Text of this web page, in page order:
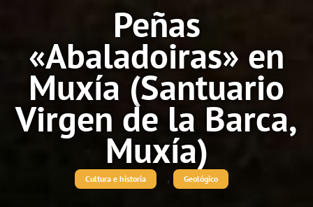
Peñas
«Abaladoiras» en
Muxía (Santuario
Virgen de la Barca,
Muxía)
Cultura e historia , Geológico